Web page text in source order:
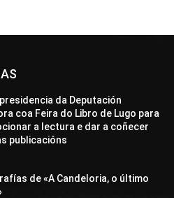
da Deputación
coa Feira do Libro de Lugo para
a lectura e dar a coñecer
publicacións
de «A Candeloria, o último